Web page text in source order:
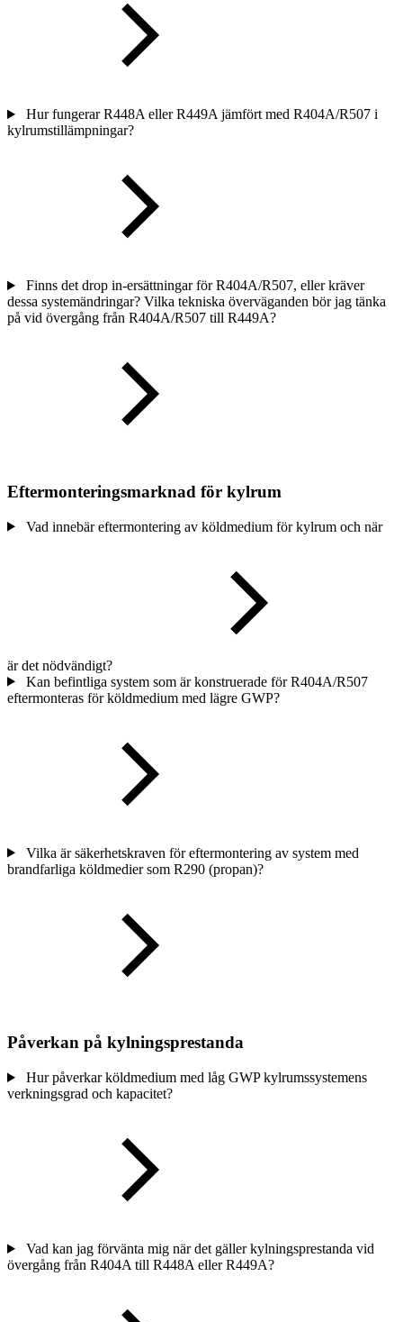
Hur fungerar R448A eller R449A jämfört med R404A/R507 i
kylrumstillämpningar?
Finns det drop in-ersättningar för R404A/R507, eller kräver
dessa systemändringar? Vilka tekniska överväganden bör jag tänka
på vid övergång från R404A/R507 till R449A?
Eftermonteringsmarknad för kylrum
Vad innebär eftermontering av köldmedium för kylrum och när
är det nödvändigt?
Kan befintliga system som är konstruerade för R404A/R507
eftermonteras för köldmedium med lägre GWP?
Vilka är säkerhetskraven för eftermontering av system med
brandfarliga köldmedier som R290 (propan)?
Påverkan på kylningsprestanda
Hur påverkar köldmedium med låg GWP kylrumssystemens
verkningsgrad och kapacitet?
Vad kan jag förvänta mig när det gäller kylningsprestanda vid
övergång från R404A till R448A eller R449A?